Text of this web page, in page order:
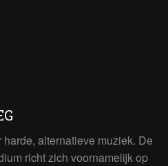
alternatieve muziek. De
richt zich voornamelijk op